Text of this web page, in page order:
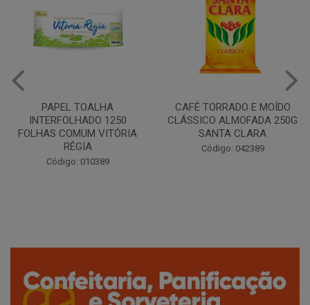
CAFÉ TORRADO E MOÍDO
CLÁSSICO ALMOFADA 250G
SANTA CLARA
Código: 042389
Copo Plástico Branco 180ml
Pacote c/100 - Cristalcopo
Código: 031413